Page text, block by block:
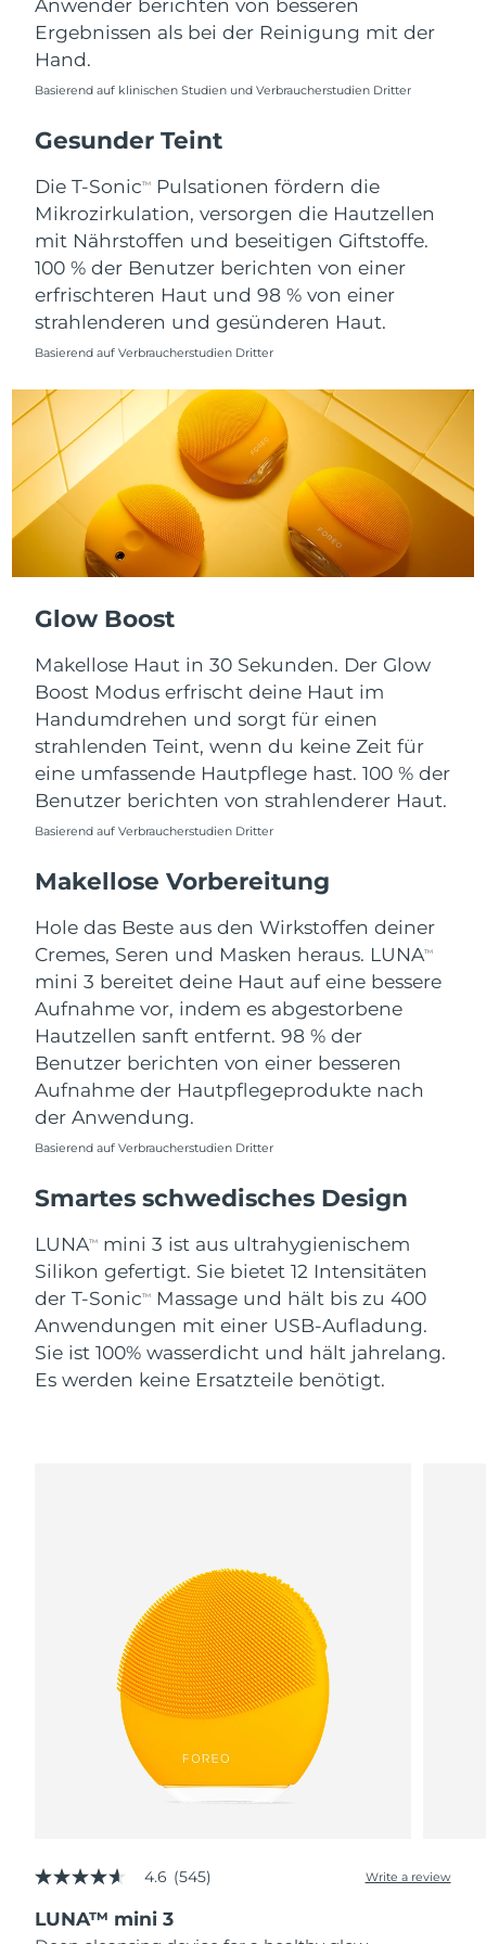
Anwender berichten von besseren
Ergebnissen als bei der Reinigung mit der
Hand.
Basierend auf klinischen Studien und Verbraucherstudien Dritter
Gesunder Teint
Die T-SonicTM
Pulsationen fördern die
Mikrozirkulation, versorgen die Hautzellen
mit Nährstoffen und beseitigen Giftstoffe.
100 % der Benutzer berichten von einer
erfrischteren Haut und 98 % von einer
strahlenderen und gesünderen Haut.
Basierend auf Verbraucherstudien Dritter
Glow Boost
Makellose Haut in 30 Sekunden. Der Glow
Boost Modus erfrischt deine Haut im
Handumdrehen und sorgt für einen
strahlenden Teint, wenn du keine Zeit für
eine umfassende Hautpflege hast. 100 % der
Benutzer berichten von strahlenderer Haut.
Basierend auf Verbraucherstudien Dritter
Makellose Vorbereitung
Hole das Beste aus den Wirkstoffen deiner
Cremes, Seren und Masken heraus. LUNATM
mini 3 bereitet deine Haut auf eine bessere
Aufnahme vor, indem es abgestorbene
Hautzellen sanft entfernt. 98 % der
Benutzer berichten von einer besseren
Aufnahme der Hautpflegeprodukte nach
der Anwendung.
Basierend auf Verbraucherstudien Dritter
Smartes schwedisches Design
LUNATM
mini 3 ist aus ultrahygienischem
Silikon gefertigt. Sie bietet 12 Intensitäten
der T-SonicTM
Massage und hält bis zu 400
Anwendungen mit einer USB-Aufladung.
Sie ist 100% wasserdicht und hält jahrelang.
Es werden keine Ersatzteile benötigt.
4.6
of
5
4.6 (545) Write a review
LUNA™ mini 3
Saudi-Arabien Erwartete Lieferung 8/11/26
Singapur Erwartete Lieferung8/12/26
Slowakei
Slowenien Erwartete Lieferung
Südafrika Erwartete Lieferung8/18/26
Südkorea Erwartete Lieferung
Schweden Erwartete Lieferung8/10/26
Schweiz Erwartete Lieferung8/10/26
Taiwan Erwartete Lieferung 8/15/26
Thailand Erwartete Lieferung8/14/26
Emirate
Erwartete Lieferung 8/11/26
Vereinigtes
Königreich
Erwartete Lieferung
Vereinigte Staaten Erwartete Lieferung 8/11/26
Vietnam Erwartete Lieferung